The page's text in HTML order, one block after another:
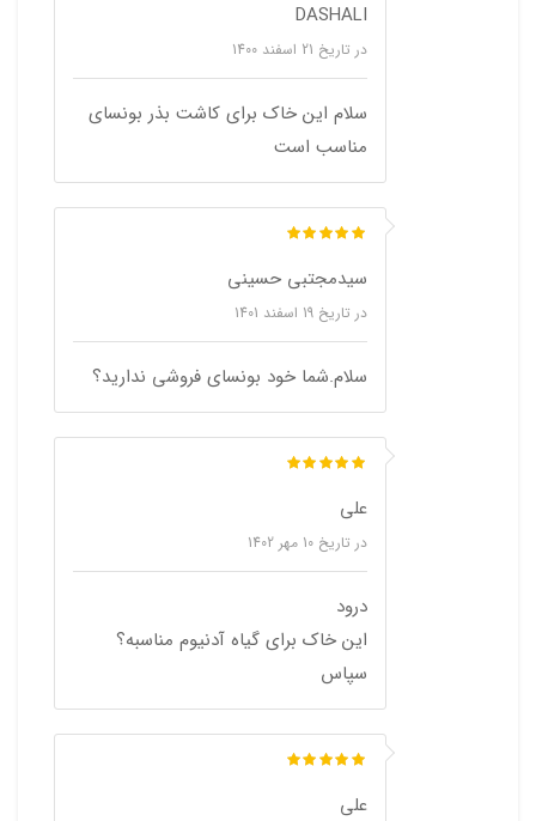
DASHALI
در تاریخ 21 اسفند 1400
سلام این خاک برای کاشت بذر بونسای
مناسب است
سیدمجتبی حسینی
در تاریخ 19 اسفند 1401
سلام.شما خود بونسای فروشی ندارید؟
علی
در تاریخ 10 مهر 1402
درود
این خاک برای گیاه آدنیوم مناسبه؟
سپاس
علی